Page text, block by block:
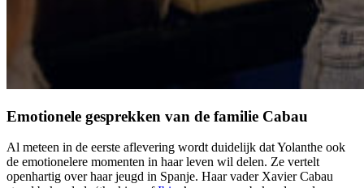
Emotionele gesprekken van de familie Cabau
Al meteen in de eerste aflevering wordt duidelijk dat Yolanthe ook
de emotionelere momenten in haar leven wil delen. Ze vertelt
openhartig over haar jeugd in Spanje. Haar vader Xavier Cabau